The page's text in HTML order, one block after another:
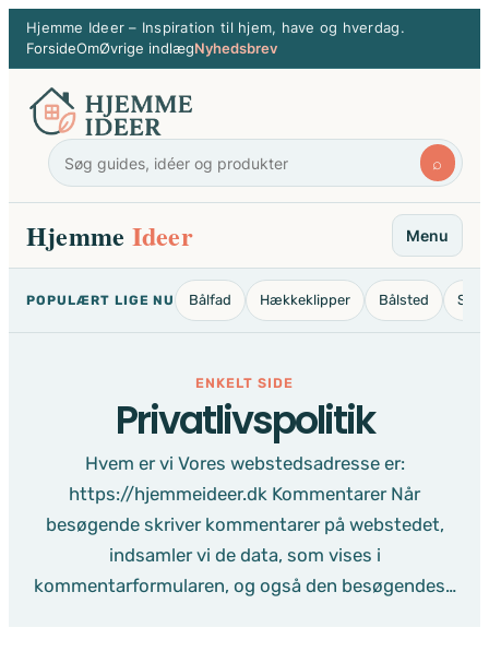
Spring
indhold
Hjemme Ideer – Inspiration til hjem, have og hverdag.
ForsideOmØvrige indlægNyhedsbrev
⌕
Hjemme Ideer Menu
POPULÆRT LIGE NU Bålfad Hækkeklipper Bålsted
ENKELT SIDE
Privatlivspolitik
Hvem er vi Vores webstedsadresse er:
https://hjemmeideer.dk Kommentarer Når
besøgende skriver kommentarer på webstedet,
indsamler vi de data, som vises i
kommentarformularen, og også den besøgendes…